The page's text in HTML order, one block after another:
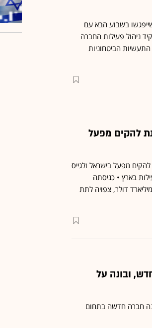
בשבוע הבא עם
ניהול פעילות החברה
הביטחוניות
להקים מפעל
מפעל בישראל ולגייס
בארץ • כניסתה
לישראל של החברה, שהשלימה בחודש שעבר סבב גיוס לפי שווי של 61 מיליארד דולר, צפויה לתת
אפ חדש, ובונה על
באוקטובר הקים לאחרונה חברה חדשה בתחום